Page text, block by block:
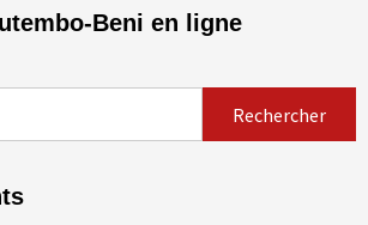
Beni en ligne